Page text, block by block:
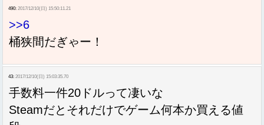
490: 2017/12/10(日) 15:50:11.21
>>6
桶狭間だぎゃー！
43: 2017/12/10(日) 15:03:35.70
手数料一件20ドルって凄いな
Steamだとそれだけでゲーム何本か買える値